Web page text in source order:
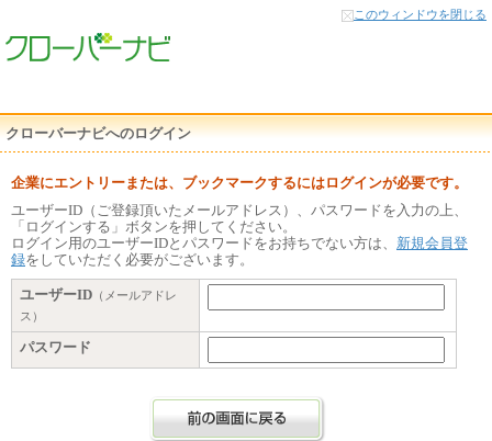
へ
このウィンドウを閉じる
クローバーナビへのログイン
企業にエントリーまたは、ブックマークするにはログインが必要です。
ユーザーID（ご登録頂いたメールアドレス）、パスワードを入力の上、
「ログインする」ボタンを押してください。
ログイン用のユーザーIDとパスワードをお持ちでない方は、 新規会員登
録をしていただく必要がございます。
ユーザーID （メールアドレ
ス）
パスワード